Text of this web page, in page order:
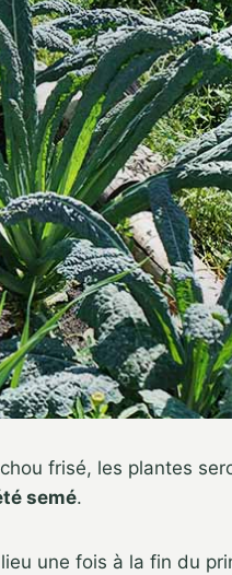
frisé, les plantes
semé.
une fois à la fin du